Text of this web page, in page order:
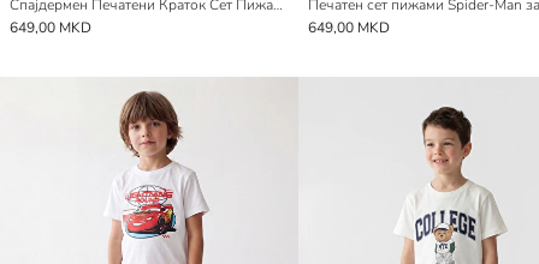
Спајдермен Печатени Краток Сет Пижами за Момчиња
649,00 MKD
649,00 MKD